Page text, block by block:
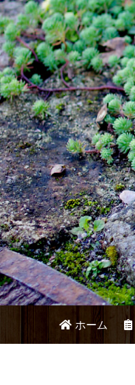
ホーム